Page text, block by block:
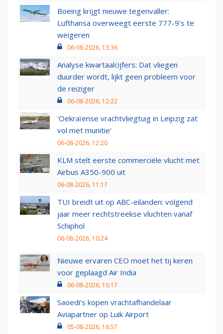
Boeing krijgt nieuwe tegenvaller:
Lufthansa overweegt eerste 777-9’s te
weigeren
06-08-2026, 13:36
Analyse kwartaalcijfers: Dat vliegen
duurder wordt, lijkt geen probleem voor
de reiziger
06-08-2026, 12:22
'Oekraïense vrachtvliegtuig in Leipzig zat
vol met munitie'
06-08-2026, 12:20
KLM stelt eerste commerciële vlucht met
Airbus A350-900 uit
06-08-2026, 11:17
TUI breidt uit op ABC-eilanden: volgend
jaar meer rechtstreekse vluchten vanaf
Schiphol
06-08-2026, 10:24
Nieuwe ervaren CEO moet het tij keren
voor geplaagd Air India
06-08-2026, 10:17
Saoedi’s kopen vrachtafhandelaar
Aviapartner op Luik Airport
05-08-2026, 16:57